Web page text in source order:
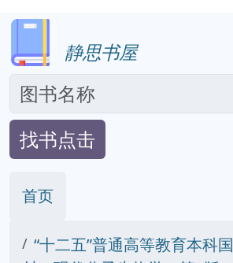
静思书屋
找书点击
首页
“十二五”普通高等教育本科